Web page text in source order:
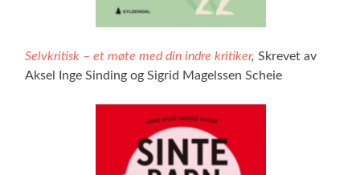
Selvkritisk – et møte med din indre kritiker, Skrevet av
Aksel Inge Sinding og Sigrid Magelssen Scheie